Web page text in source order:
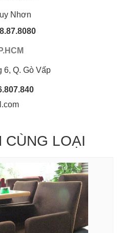
Nhơn
Q. Gò Vấp
CÙNG LOẠI